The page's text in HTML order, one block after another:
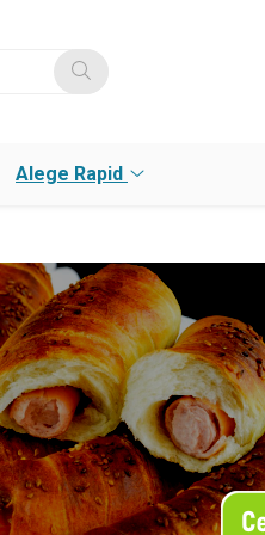
Alege Rapid